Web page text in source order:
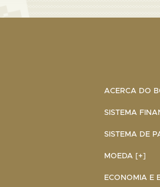
ACERCA DO
SISTEMA
SISTEMA DE
MOEDA [+]
ECONOMIA E